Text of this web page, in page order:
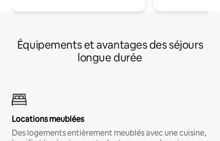
Équipements et avantages des séjours
longue durée
Locations meublées
Des logements entièrement meublés avec une cuisine,